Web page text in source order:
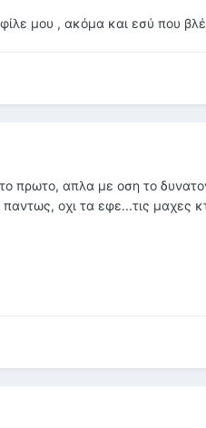
φίλε μου , ακόμα και εσύ που
πρωτο, απλα με οση το
οχι τα εφε...τις μαχες